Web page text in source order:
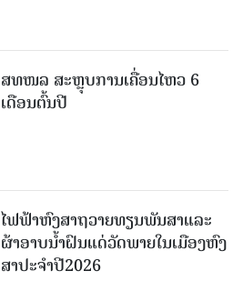
ສທໜລ ສະຫຼຸບການເຄື່ອນໄຫວ 6
ເດືອນຕົ້ນປີ
ໄຟຟ້າຫົງສາຖວາຍທຽນພັນສາແລະ
ຜ້າອາບນໍ້າຝົນແດ່ວັດພາຍໃນເມືອງຫົງ
ສາປະຈໍາປີ2026